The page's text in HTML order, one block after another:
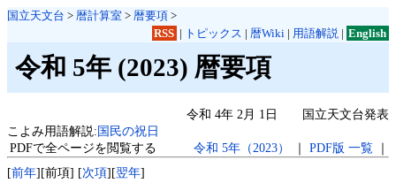
国立天文台 > 暦計算室 > 暦要項 >
RSS | トピックス | 暦Wiki| 用語解説| English
令和 5年 (2023) 暦要項
令和 4年 2月 1日 国立天文台発表
こよみ用語解説:国民の祝日
PDFで全ページを閲覧する 令和 5年（2023） ｜ PDF版 一覧 ｜
[前年][前項] [次項][翌年]